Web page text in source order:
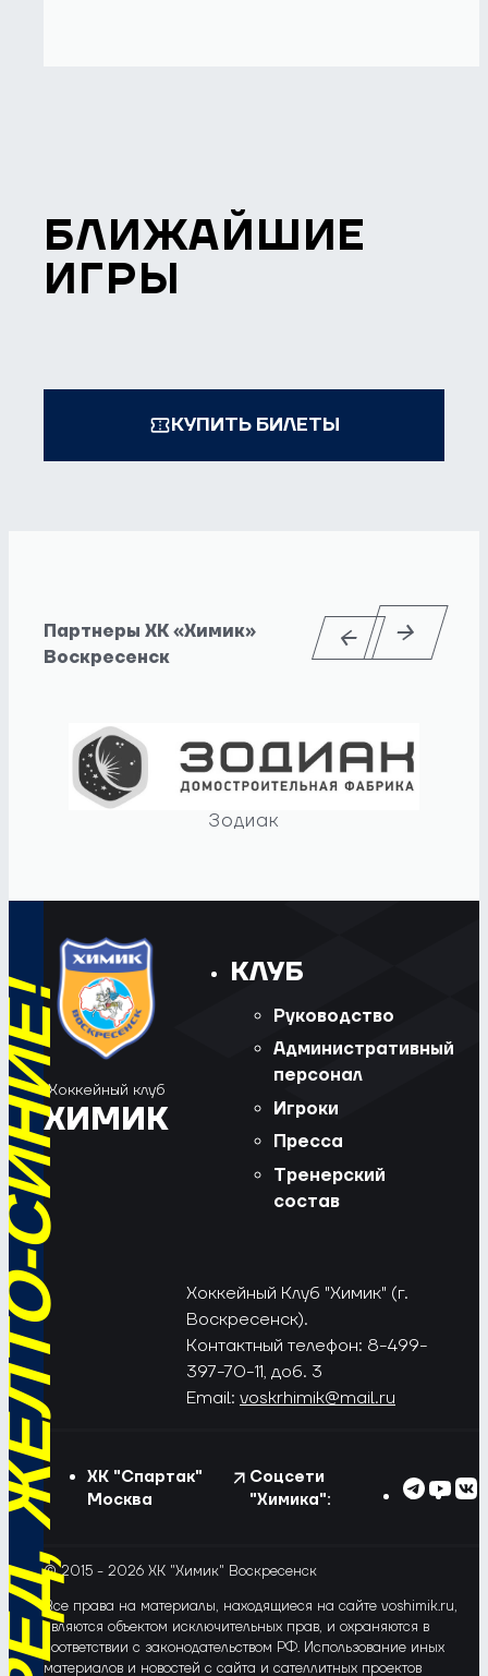
БЛИЖАЙШИЕ
ИГРЫ
КУПИТЬ БИЛЕТЫ
Партнеры ХК «Химик»
Воскресенск
Зодиак
СИНИЕ!
Хоккейный клуб
ХИМИК
КЛУБ
Руководство
Административный
персонал
Игроки
Пресса
Тренерский
состав
Хоккейный Клуб "Химик" (г.
Воскресенск).
Контактный телефон: 8-499-
397-70-11, доб. 3
Email: voskrhimik@mail.ru
ХК "Спартак"
Москва
Соцсети
"Химика":
© 2015 - 2026 ХК "Химик" Воскресенск
Все права на материалы, находящиеся на сайте voshimik.ru,
являются объектом исключительных прав, и охраняются в
соответствии с законодательством РФ. Использование иных
материалов и новостей с сайта и сателлитных проектов